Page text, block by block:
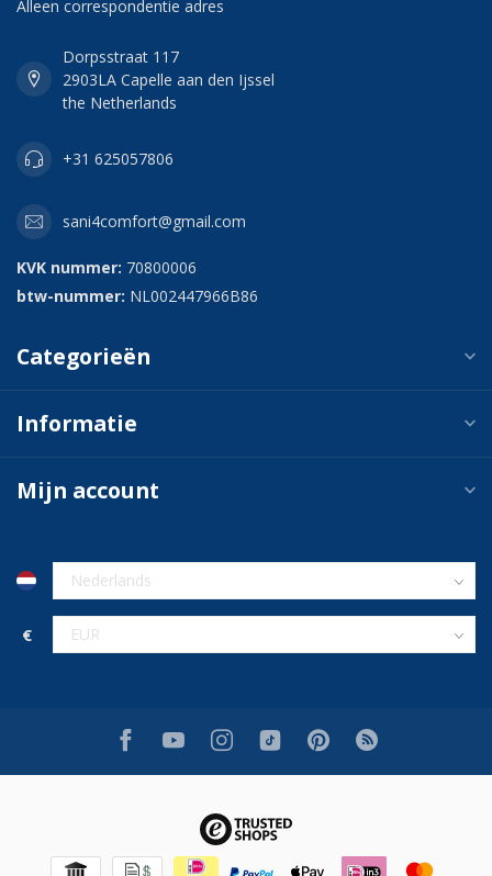
Alleen correspondentie adres
Dorpsstraat 117
2903LA Capelle aan den Ijssel
the Netherlands
+31 625057806
sani4comfort@gmail.com
KVK nummer: 70800006
btw-nummer: NL002447966B86
Categorieën
Informatie
Mijn account
€